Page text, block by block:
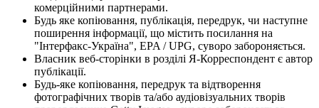
комерційними партнерами.
Будь яке копіювання, публікація, передрук, чи наступне
поширення інформації, що містить посилання на
"Інтерфакс-Україна", EPA / UPG, суворо забороняється.
Власник веб-сторінки в розділі Я-Корреспондент є автор
публікації.
Будь-яке копіювання, передрук та відтворення
фотографічних творів та/або аудіовізуальних творів